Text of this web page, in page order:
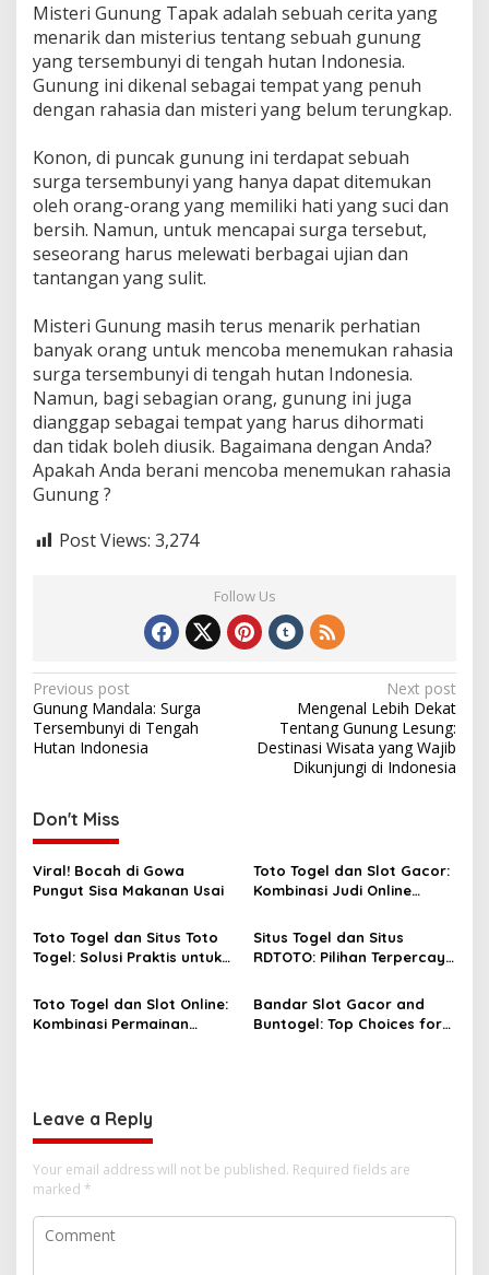
Misteri Gunung Tapak adalah sebuah cerita yang
menarik dan misterius tentang sebuah gunung
yang tersembunyi di tengah hutan Indonesia.
Gunung ini dikenal sebagai tempat yang penuh
dengan rahasia dan misteri yang belum terungkap.
Konon, di puncak gunung ini terdapat sebuah
surga tersembunyi yang hanya dapat ditemukan
oleh orang-orang yang memiliki hati yang suci dan
bersih. Namun, untuk mencapai surga tersebut,
seseorang harus melewati berbagai ujian dan
tantangan yang sulit.
Misteri Gunung masih terus menarik perhatian
banyak orang untuk mencoba menemukan rahasia
surga tersembunyi di tengah hutan Indonesia.
Namun, bagi sebagian orang, gunung ini juga
dianggap sebagai tempat yang harus dihormati
dan tidak boleh diusik. Bagaimana dengan Anda?
Apakah Anda berani mencoba menemukan rahasia
Gunung ?
Post Views: 3,274
Follow Us
Post
navigation
Previous post
Gunung Mandala: Surga
Tersembunyi di Tengah
Hutan Indonesia
Next post
Mengenal Lebih Dekat
Tentang Gunung Lesung:
Destinasi Wisata yang Wajib
Dikunjungi di Indonesia
Don't Miss
Viral! Bocah di Gowa
Pungut Sisa Makanan Usai
Toto Togel dan Slot Gacor:
Kombinasi Judi Online
Toto Togel dan Situs Toto
Togel: Solusi Praktis untuk
Situs Togel dan Situs
RDTOTO: Pilihan Terpercaya
Angka
Toto Togel dan Slot Online:
Kombinasi Permainan
Bandar Slot Gacor and
Buntogel: Top Choices for
Leave a Reply
Your email address will not be published. Required fields are
marked *